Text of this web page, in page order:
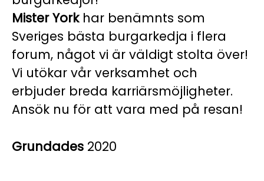
Mister Yorkhar benämnts som
Sveriges bästa burgarkedja i flera
forum, något vi är väldigt stolta över!
Vi utökar vår verksamhet och
erbjuder breda karriärsmöjligheter.
Ansök nu för att vara med på resan!
Grundades 2020